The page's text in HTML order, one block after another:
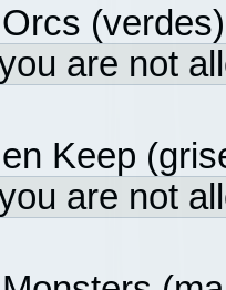
(verdes)
are not
Keep
are not